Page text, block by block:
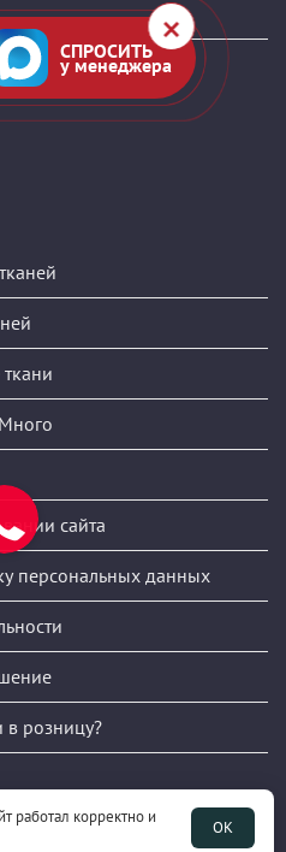
СПРОСИТЬ
у менеджера
работал корректно и
ОК
сайта
персональных данных
в розницу?